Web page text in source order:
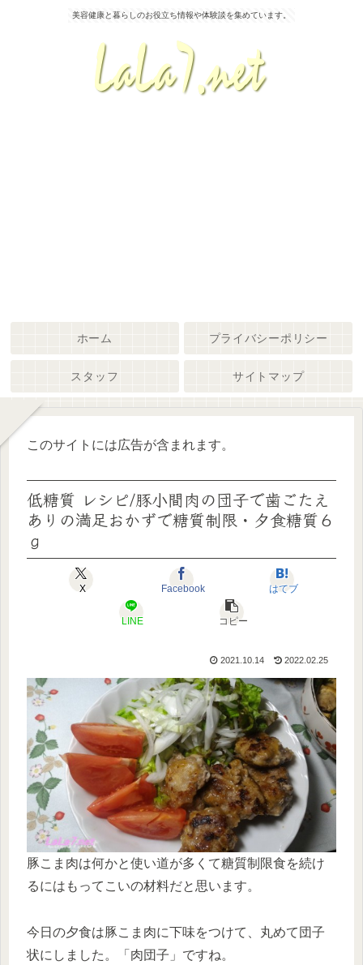
美容健康と暮らしのお役立ち情報や体験談を集めています。
ホーム プライバシーポリシー
スタッフ サイトマップ
このサイトには広告が含まれます。
低糖質 レシピ/豚小間肉の団子で歯ごたえ
ありの満足おかずで糖質制限・夕食糖質６
ｇ
X Facebook はてブ
LINE コピー
2021.10.14 2022.02.25
豚こま肉は何かと使い道が多くて糖質制限食を続け
るにはもってこいの材料だと思います。
今日の夕食は豚こま肉に下味をつけて、丸めて団子
状にしました。「肉団子」ですね。